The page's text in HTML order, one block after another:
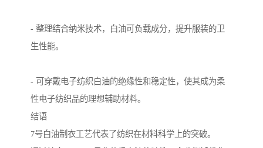
- 整理结合纳米技术，白油可负载成分，提升服装的卫
生性能。
- 可穿戴电子纺织白油的绝缘性和稳定性，使其成为柔
性电子纺织品的理想辅助材料。
结语
7号白油制衣工艺代表了纺织在材料科学上的突破。